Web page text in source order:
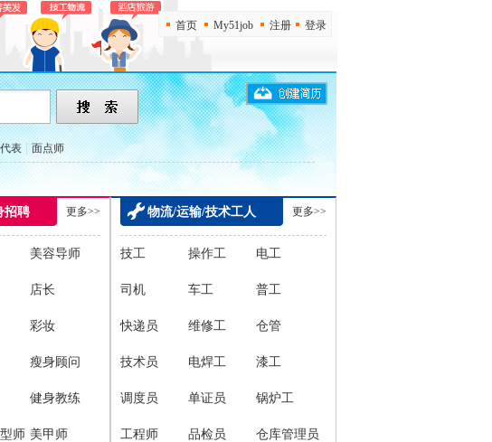
首页 My51job 注册 登录
表 |面点师
招聘 更多>>
美容导师
店长
彩妆
瘦身顾问
健身教练
师 美甲师
物流/运输/技术工人 更多>>
技工 操作工 电工
司机 车工 普工
快递员 维修工 仓管
技术员 电焊工 漆工
调度员 单证员 锅炉工
工程师 品检员 仓库管理员